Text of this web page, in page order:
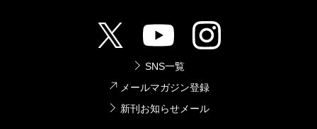
SNS一覧
メールマガジン登録
新刊お知らせメール